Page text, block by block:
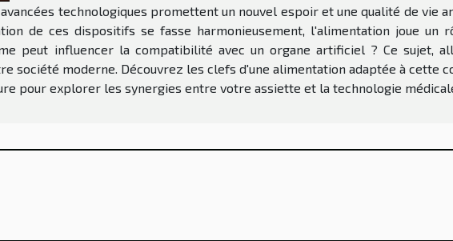
technologiques promettent un nouvel espoir et une qualité de vie
de ces dispositifs se fasse harmonieusement, l'alimentation joue un
peut influencer la compatibilité avec un organe artificiel ? Ce sujet,
société moderne. Découvrez les clefs d'une alimentation adaptée à cette
pour explorer les synergies entre votre assiette et la technologie